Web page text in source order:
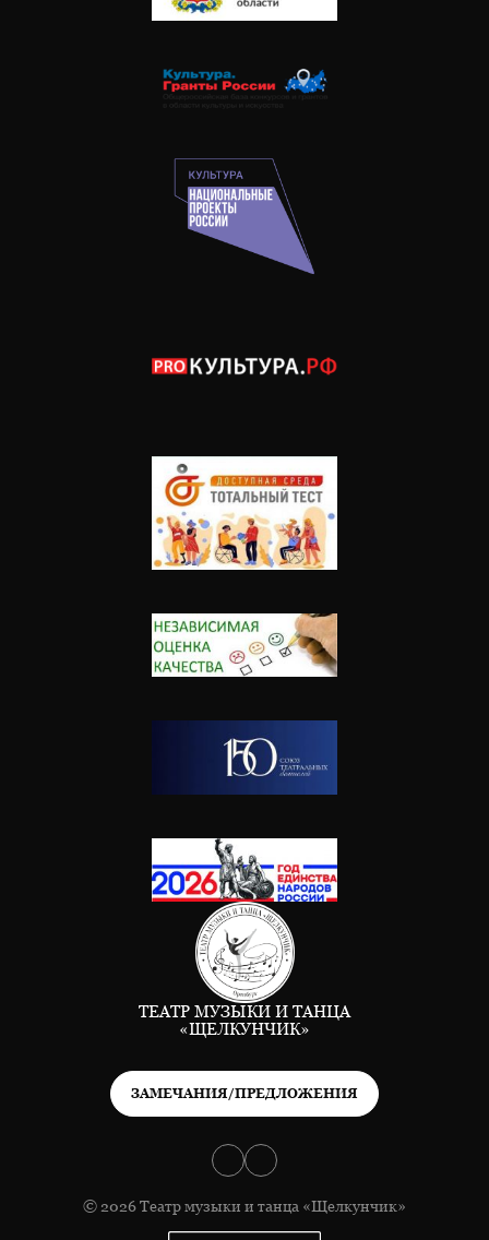
ТЕАТР МУЗЫКИ И ТАНЦА
«ЩЕЛКУНЧИК»
ЗАМЕЧАНИЯ/ПРЕДЛОЖЕНИЯ
© 2026 Театр музыки и танца «Щелкунчик»